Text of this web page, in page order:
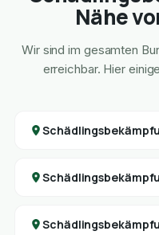
Nähe
Wir sind im gesamten
erreichbar. Hier